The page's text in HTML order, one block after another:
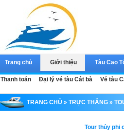
Trang chủ Giới thiệu
Thanh toán Đại lý vé tàu Cát bà Vé tàu
Tàu Cao
TRANG CHỦ » TRỰC THĂNG »
Tour thủy phi